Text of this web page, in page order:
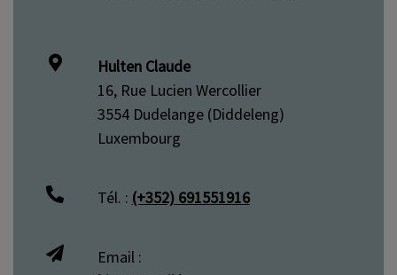
Hulten Claude
16, Rue Lucien Wercollier
3554 Dudelange (Diddeleng)
Luxembourg
Tél. : (+352) 691551916
Email :